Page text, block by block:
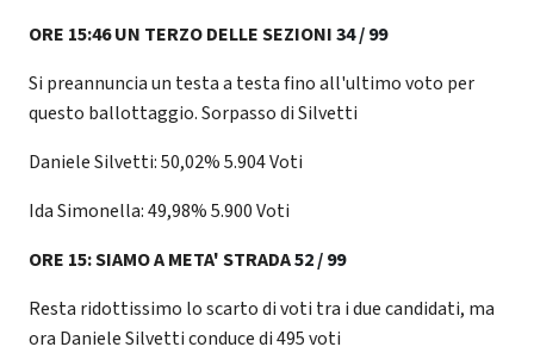
ORE 15:46 UN TERZO DELLE SEZIONI34 / 99
Si preannuncia un testa a testa fino all'ultimo voto per
questo ballottaggio. Sorpasso di Silvetti
Daniele Silvetti: 50,02% 5.904 Voti
Ida Simonella: 49,98% 5.900 Voti
ORE 15: SIAMO A META' STRADA52 / 99
Resta ridottissimo lo scarto di voti tra i due candidati, ma
ora Daniele Silvetti conduce di 495 voti